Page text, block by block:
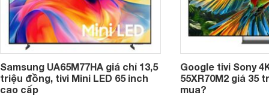
Samsung UA65M77HA giá chỉ 13,5
triệu đồng, tivi Mini LED 65 inch
cao cấp
Google tivi Sony
55XR70M2 giá 35
mua?